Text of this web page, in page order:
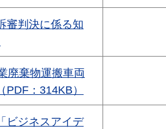
審判決に係る知
廃棄物運搬車両
：314KB）
ビジネスアイデ